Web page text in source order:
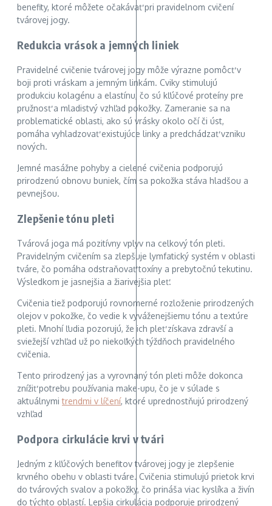
benefity, ktoré môžete očakávať pri pravidelnom cvičení
tvárovej jogy.
Redukcia vrások a jemných liniek
Pravidelné cvičenie tvárovej jogy môže výrazne pomôcť v
boji proti vráskam a jemným linkám. Cviky stimulujú
produkciu kolagénu a elastínu, čo sú kľúčové proteíny pre
pružnosť a mladistvý vzhľad pokožky. Zameranie sa na
problematické oblasti, ako sú vrásky okolo očí či úst,
pomáha vyhladzovať existujúce linky a predchádzať vzniku
nových.
Jemné masážne pohyby a cielené cvičenia podporujú
prirodzenú obnovu buniek, čím sa pokožka stáva hladšou a
pevnejšou.
Zlepšenie tónu pleti
Tvárová joga má pozitívny vplyv na celkový tón pleti.
Pravidelným cvičením sa zlepšuje lymfatický systém v oblasti
tváre, čo pomáha odstraňovať toxíny a prebytočnú tekutinu.
Výsledkom je jasnejšia a žiarivejšia pleť.
Cvičenia tiež podporujú rovnomerné rozloženie prirodzených
olejov v pokožke, čo vedie k vyváženejšiemu tónu a textúre
pleti. Mnohí ľudia pozorujú, že ich pleť získava zdravší a
sviežejší vzhľad už po niekoľkých týždňoch pravidelného
cvičenia.
Tento prirodzený jas a vyrovnaný tón pleti môže dokonca
znížiť potrebu používania make-upu, čo je v súlade s
aktuálnymitrendmi v líčení, ktoré uprednostňujú prirodzený
vzhľad
Podpora cirkulácie krvi v tvári
Jedným z kľúčových benefitov tvárovej jogy je zlepšenie
krvného obehu v oblasti tváre. Cvičenia stimulujú prietok krvi
do tvárových svalov a pokožky, čo prináša viac kyslíka a živín
do týchto oblastí. Lepšia cirkulácia podporuje prirodzený